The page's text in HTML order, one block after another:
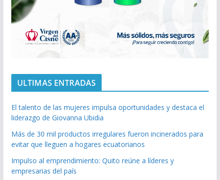
ULTIMAS ENTRADAS
El talento de las mujeres impulsa oportunidades y destaca el
liderazgo de Giovanna Ubidia
Más de 30 mil productos irregulares fueron incinerados para
evitar que lleguen a hogares ecuatorianos
Impulso al emprendimiento: Quito reúne a líderes y
empresarias del país